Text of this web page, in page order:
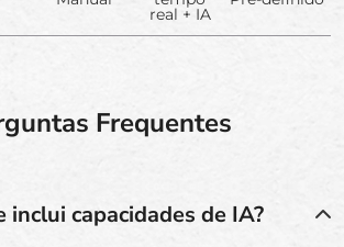
real + IA
Frequentes
inclui capacidades de IA?